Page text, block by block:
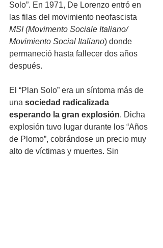
Solo”. En 1971, De Lorenzo entró en
las filas del movimiento neofascista
MSI (Movimento Sociale Italiano/
Movimiento Social Italiano) donde
permaneció hasta fallecer dos años
después.
El “Plan Solo” era un síntoma más de
una sociedad radicalizada
esperando la gran explosión. Dicha
explosión tuvo lugar durante los “Años
de Plomo”, cobrándose un precio muy
alto de víctimas y muertes. Sin